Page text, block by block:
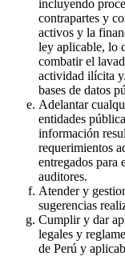
incluyendo
contrapartes y
activos y la
ley aplicable, lo
combatir el
actividad ilícita
bases de datos
Adelantar
entidades
información
requerimientos
entregados para
auditores.
Atender y
sugerencias
Cumplir y dar
legales y
de Perú y